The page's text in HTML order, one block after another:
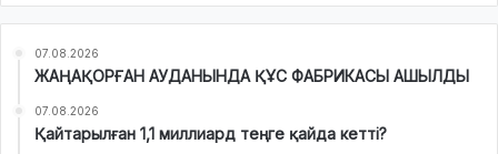
:
07.08.2026
ЖАҢАҚОРҒАН АУДАНЫНДА ҚҰС ФАБРИКАСЫ АШЫЛДЫ
07.08.2026
Қайтарылған 1,1 миллиард теңге қайда кетті?